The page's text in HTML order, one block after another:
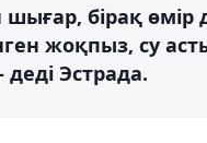
шығар, бірақ
жоқпыз, су
Эстрада.